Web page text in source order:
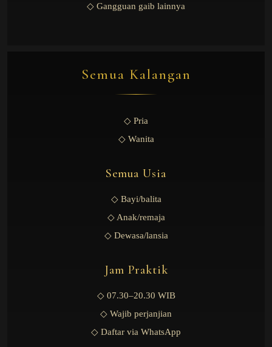
◇ Gangguan gaib lainnya
Semua Kalangan
◇ Pria
◇ Wanita
Semua Usia
◇ Bayi/balita
◇ Anak/remaja
◇ Dewasa/lansia
Jam Praktik
◇ 07.30–20.30 WIB
◇ Wajib perjanjian
◇ Daftar via WhatsApp